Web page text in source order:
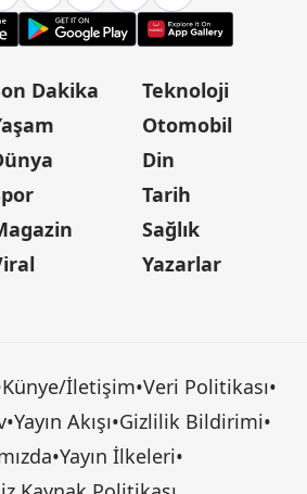
Dakika
Teknoloji
Otomobil
Din
Tarih
Sağlık
Yazarlar
Künye/İletişim•Veri Politikası•
•Yayın Akışı•Gizlilik Bildirimi•
•Yayın İlkeleri•